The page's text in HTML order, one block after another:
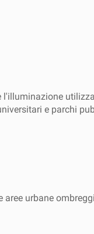
e parchi
urbane